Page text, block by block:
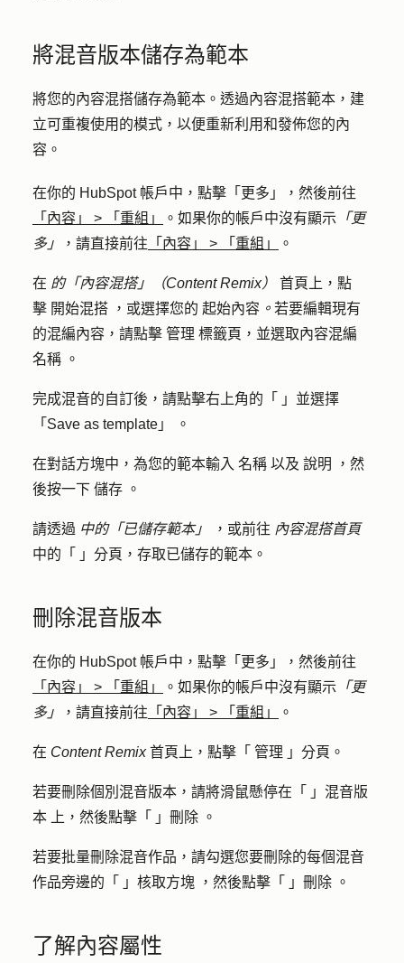
將混音版本儲存為範本
將您的內容混搭儲存為範本。透過內容混搭範本，建
立可重複使用的模式，以便重新利用和發佈您的內
容。
在你的 HubSpot 帳戶中，點擊 「更多」
，然後前往
「內容」
> 「重組」 。如果你的帳戶中沒有顯示 「更
多」
，請直接前往 「內容」 > 「重組」 。
在 的「內容混搭」（Content Remix） 首頁上，點
擊 開始混搭 ，或選擇您的 起始內容 。 若要編輯現有
的混編內容，請點擊 管理 標籤頁，並選取內容混編
名稱 。
完成混音的自訂後，請點擊右上角的「
」並選擇
「Save as template」
。
在對話方塊中，為您的範本輸入 名稱 以及 說明
，然
後按一下 儲存 。
請透過 中的「已儲存範本」 ，或前往 內容混搭首頁
中的「
」分頁，存取已儲存的範本。
刪除混音版本
在你的 HubSpot 帳戶中，點擊 「更多」
，然後前往
「內容」
> 「重組」 。如果你的帳戶中沒有顯示 「更
多」
，請直接前往 「內容」 > 「重組」 。
在 Content Remix首頁上，點擊「 管理 」分頁 。
若要刪除個別混音版本，請將滑鼠懸停在「
」混音版
本 上，然後點擊「 」刪除 。
若要批量刪除混音作品，請勾選您要刪除的每個混音
作品旁邊的「
」核取方塊 ，然後點擊「 」刪除 。
了解內容屬性